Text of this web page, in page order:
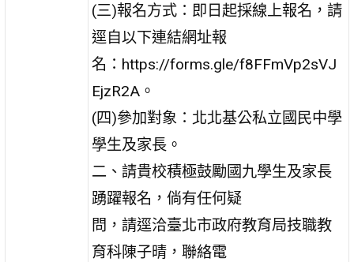
(三)報名方式：即日起採線上報名，請
逕自以下連結網址報
名：https://forms.gle/f8FFmVp2sVJ
EjzR2A。
(四)參加對象：北北基公私立國民中學
學生及家長。
二、請貴校積極鼓勵國九學生及家長
踴躍報名，倘有任何疑
問，請逕洽臺北市政府教育局技職教
育科陳子晴，聯絡電